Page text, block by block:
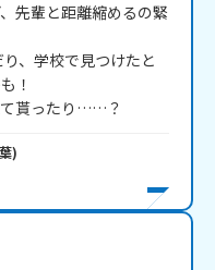
先輩と距離縮めるの緊
、学校で見つけたと
！
て貰ったり……？
)